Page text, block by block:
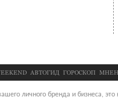
АВТОГИД ГОРОСКОП
личного бренда и бизнеса,